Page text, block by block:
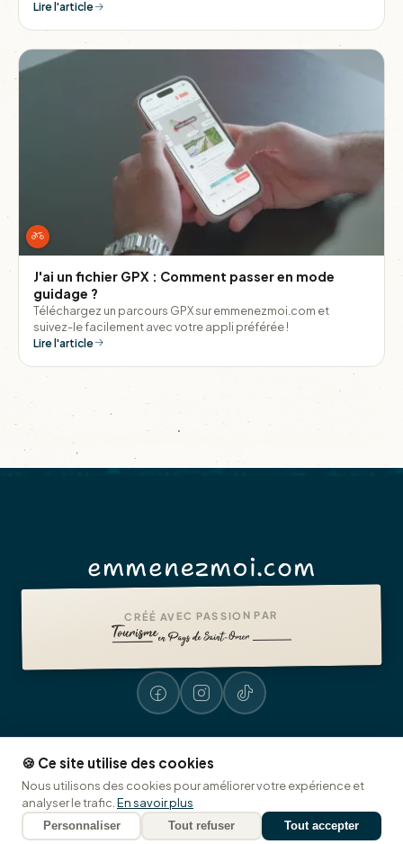
Partager
et permettent de relier les villages entre eux sans monter dans
Lire l'article
J'ai un fichier GPX : Comment passer en mode
guidage ?
Téléchargez un parcours GPX sur emmenezmoi.com et
suivez-le facilement avec votre appli préférée !
Lire l'article
emmenezmoi.com
CRÉÉ AVEC PASSION PAR
Office de Tourisme Pays de Saint-Omer🍪 Cookies
🍪 Ce site utilise des cookies
Nous utilisons des cookies pour améliorer votre expérience et
analyser le trafic. En savoir plus
Personnaliser Tout refuser Tout accepter